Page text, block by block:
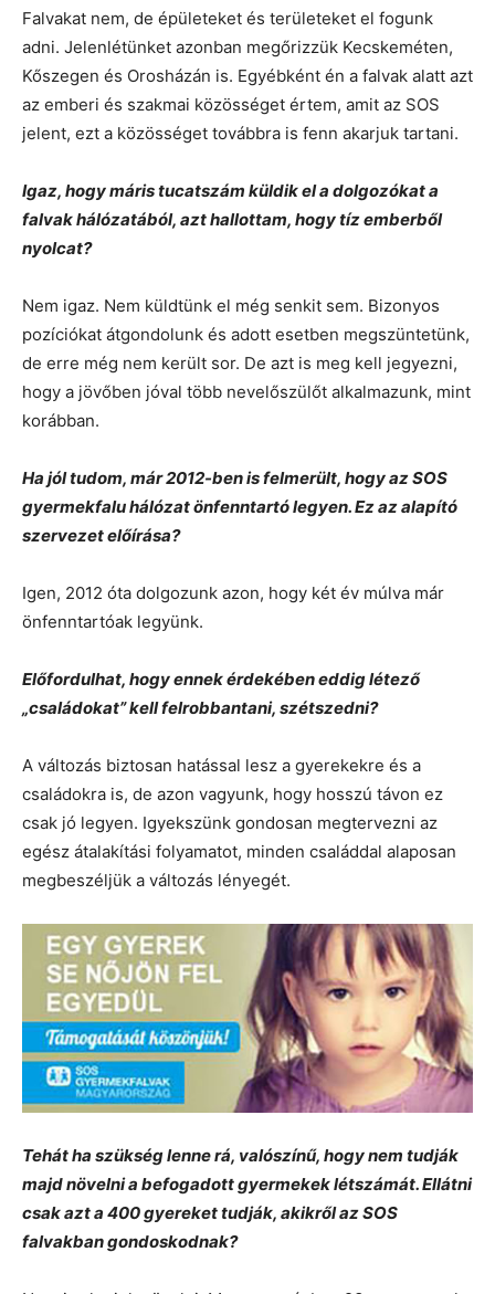
Falvakat nem, de épületeket és területeket el fogunk
adni. Jelenlétünket azonban megőrizzük Kecskeméten,
Kőszegen és Orosházán is. Egyébként én a falvak alatt azt
az emberi és szakmai közösséget értem, amit az SOS
jelent, ezt a közösséget továbbra is fenn akarjuk tartani.
Igaz, hogy máris tucatszám küldik el a dolgozókat a
falvak hálózatából, azt hallottam, hogy tíz emberből
nyolcat?
Nem igaz. Nem küldtünk el még senkit sem. Bizonyos
pozíciókat átgondolunk és adott esetben megszüntetünk,
de erre még nem került sor. De azt is meg kell jegyezni,
hogy a jövőben jóval több nevelőszülőt alkalmazunk, mint
korábban.
Ha jól tudom, már 2012-ben is felmerült, hogy az SOS
gyermekfalu hálózat önfenntartó legyen. Ez az alapító
szervezet előírása?
Igen, 2012 óta dolgozunk azon, hogy két év múlva már
önfenntartóak legyünk.
Előfordulhat, hogy ennek érdekében eddig létező
„családokat” kell felrobbantani, szétszedni?
A változás biztosan hatással lesz a gyerekekre és a
családokra is, de azon vagyunk, hogy hosszú távon ez
csak jó legyen. Igyekszünk gondosan megtervezni az
egész átalakítási folyamatot, minden családdal alaposan
megbeszéljük a változás lényegét.
Tehát ha szükség lenne rá, valószínű, hogy nem tudják
majd növelni a befogadott gyermekek létszámát. Ellátni
csak azt a 400 gyereket tudják, akikről az SOS
falvakban gondoskodnak?